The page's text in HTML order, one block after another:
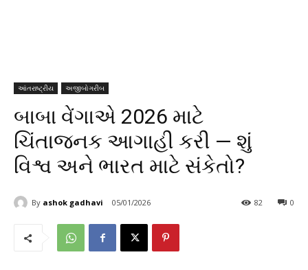
આંતરાષ્ટ્રીય અજીબોગરીબ
બાબા વેંગાએ 2026 માટે
ચિંતાજનક આગાહી કરી — શું
વિશ્વ અને ભારત માટે સંકેતો?
By ashok gadhavi 05/01/2026 0
82